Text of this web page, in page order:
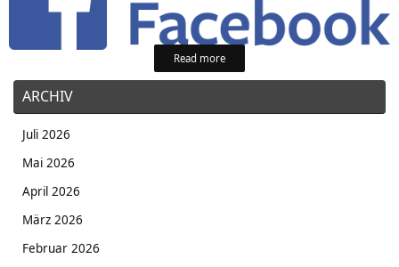
Read more
ARCHIV
Juli 2026
Mai 2026
April 2026
März 2026
Februar 2026